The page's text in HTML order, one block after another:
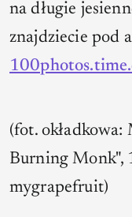
na długie
znajdziecie pod
(fot.
Burning Monk",
mygrapefruit)